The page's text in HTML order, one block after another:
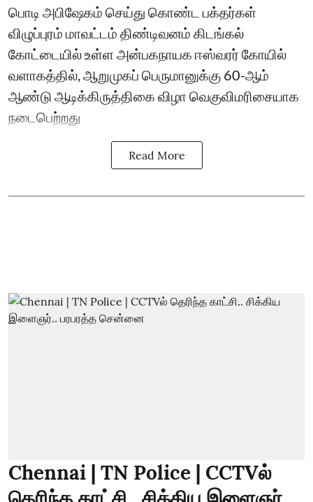
பொடி அபிஷேகம் செய்து கொண்ட பக்தர்கள்
விழுப்புரம் மாவட்டம் திண்டிவனம் கிடங்கல்
கோட்டையில் உள்ள அன்பகநாயக ஈஸ்வரர் கோயில்
வளாகத்தில், ஆறுமுகப் பெருமானுக்கு 60-ஆம்
ஆண்டு ஆடிக்கிருத்திகை விழா வெகுவிமரிசையாக
நடைபெற்றது
Read More
Chennai | TN Police | CCTVல்